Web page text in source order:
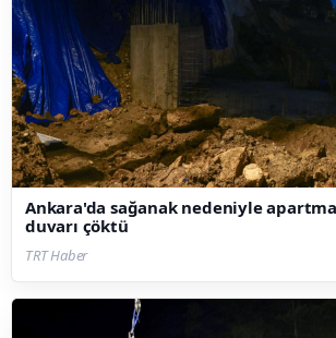
Ankara'da sağanak nedeniyle
duvarı çöktü
TRT Haber